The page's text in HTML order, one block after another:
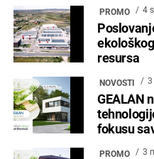
PROMO 4
resursa
NOVOSTI 3
GEALAN
fokusu
PROMO 3